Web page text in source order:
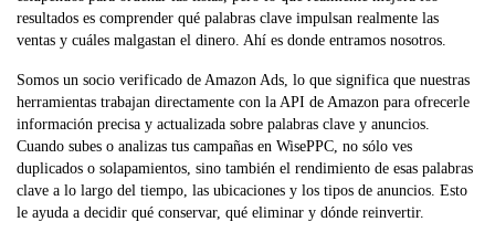
resultados es comprender qué palabras clave impulsan realmente las
ventas y cuáles malgastan el dinero. Ahí es donde entramos nosotros.
Somos un socio verificado de Amazon Ads, lo que significa que nuestras
herramientas trabajan directamente con la API de Amazon para ofrecerle
información precisa y actualizada sobre palabras clave y anuncios.
Cuando subes o analizas tus campañas en WisePPC, no sólo ves
duplicados o solapamientos, sino también el rendimiento de esas palabras
clave a lo largo del tiempo, las ubicaciones y los tipos de anuncios. Esto
le ayuda a decidir qué conservar, qué eliminar y dónde reinvertir.